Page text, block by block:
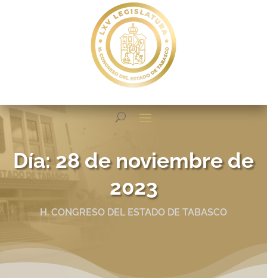
Día:28 de noviembre de
2023
H. CONGRESO DEL ESTADO DE TABASCO